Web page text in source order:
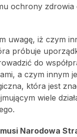
ochrony zdrowia
uwagę, iż czym
próbuje
do
a czym innym
która jest
wiele
Narodowa